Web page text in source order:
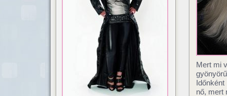
Mert mi
Időnként
nő, mert